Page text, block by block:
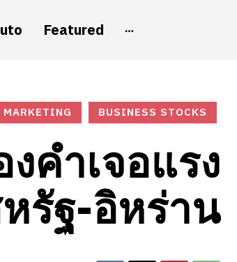
Featured
MARKETING BUSINESS STOCKS
คำเจอแรง
รัฐ-อิหร่าน